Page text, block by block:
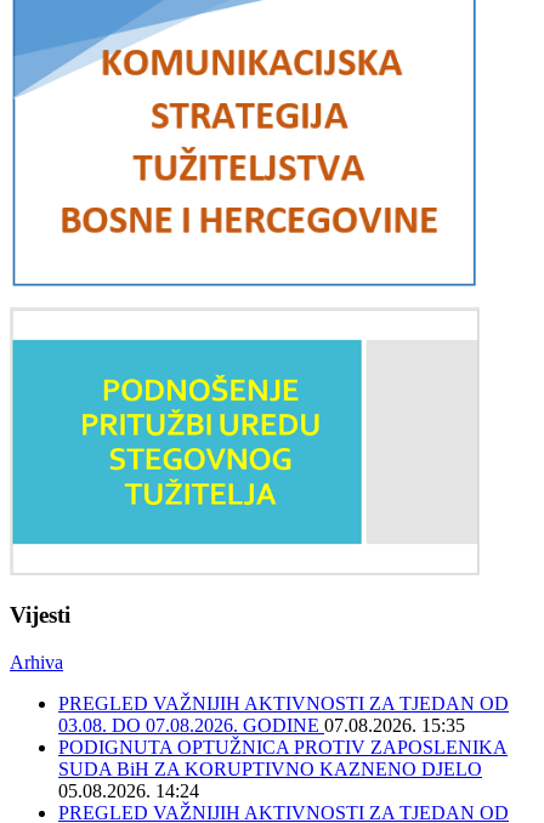
Vijesti
Arhiva
PREGLED VAŽNIJIH AKTIVNOSTI ZA TJEDAN OD
03.08. DO 07.08.2026. GODINE 07.08.2026. 15:35
PODIGNUTA OPTUŽNICA PROTIV ZAPOSLENIKA
SUDA BiH ZA KORUPTIVNO KAZNENO DJELO
05.08.2026. 14:24
PREGLED VAŽNIJIH AKTIVNOSTI ZA TJEDAN OD